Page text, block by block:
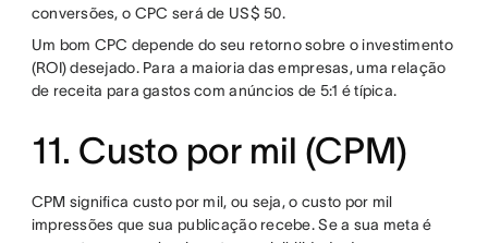
conversões, o CPC será de US$ 50.
Um bom CPC depende do seu retorno sobre o investimento
(ROI) desejado. Para a maioria das empresas, uma relação
de receita para gastos com anúncios de 5:1 é típica.
11. Custo por mil (CPM)
CPM significa custo por mil, ou seja, o custo por mil
impressões que sua publicação recebe. Se a sua meta é